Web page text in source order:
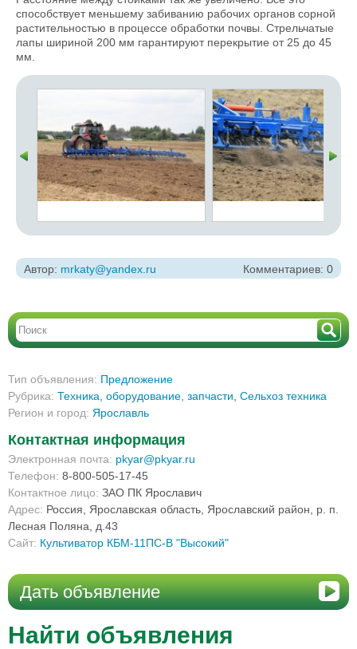
способствует меньшему забиванию рабочих органов сорной
растительностью в процессе обработки почвы. Стрельчатые
лапы шириной 200 мм гарантируют перекрытие от 25 до 45
мм.
Автор: mrkaty@yandex.ru Комментариев: 0
Тип объявления: Предложение
Рубрика: Техника, оборудование, запчасти Сельхоз техника
Регион и город: Ярославль
Контактная информация
Электронная почта: pkyar@pkyar.ru
Телефон: 8-800-505-17-45
Контактное лицо: ЗАО ПК Ярославич
Адрес: Россия, Ярославская область, Ярославский район, р. п.
Лесная Поляна, д.43
Сайт: Культиватор КБМ-11ПС-В "Высокий"
Дать объявление
Найти объявления